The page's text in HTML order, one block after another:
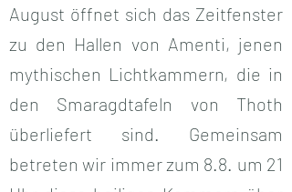
August öffnet sich das Zeitfenster
zu den Hallen von Amenti, jenen
mythischen Lichtkammern, die in
den Smaragdtafeln von Thoth
überliefert sind. Gemeinsam
betreten wir immer zum 8.8. um 21